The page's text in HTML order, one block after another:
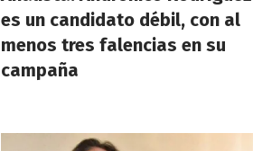
es un candidato débil, con al
menos tres falencias en su
campaña